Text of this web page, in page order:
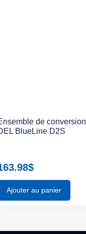
de
BlueLine D2S
$
Ajouter au panier